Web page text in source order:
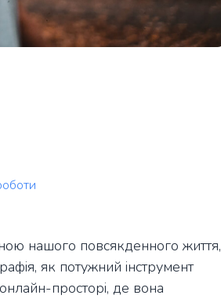
нашого повсякденного життя,
як потужний інструмент
просторі, де вона